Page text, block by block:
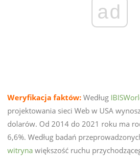
ad
Weryfikacja faktów: Według
projektowania sieci Web w USA
dolarów. Od 2014 do 2021 roku ma
6,6%. Według badań
witryna większość ruchu